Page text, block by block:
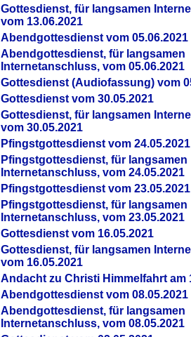
Gottesdienst, für langsamen
vom 13.06.2021
Abendgottesdienst vom 05.06.2021
Abendgottesdienst, für langsamen
Internetanschluss, vom 05.06.2021
Gottesdienst (Audiofassung) vom
Gottesdienst vom 30.05.2021
Gottesdienst, für langsamen
vom 30.05.2021
Pfingstgottesdienst vom 24.05.2021
Pfingstgottesdienst, für langsamen
Internetanschluss, vom 24.05.2021
Pfingstgottesdienst vom 23.05.2021
Pfingstgottesdienst, für langsamen
Internetanschluss, vom 23.05.2021
Gottesdienst vom 16.05.2021
Gottesdienst, für langsamen
vom 16.05.2021
Andacht zu Christi Himmelfahrt am
Abendgottesdienst vom 08.05.2021
Abendgottesdienst, für langsamen
Internetanschluss, vom 08.05.2021